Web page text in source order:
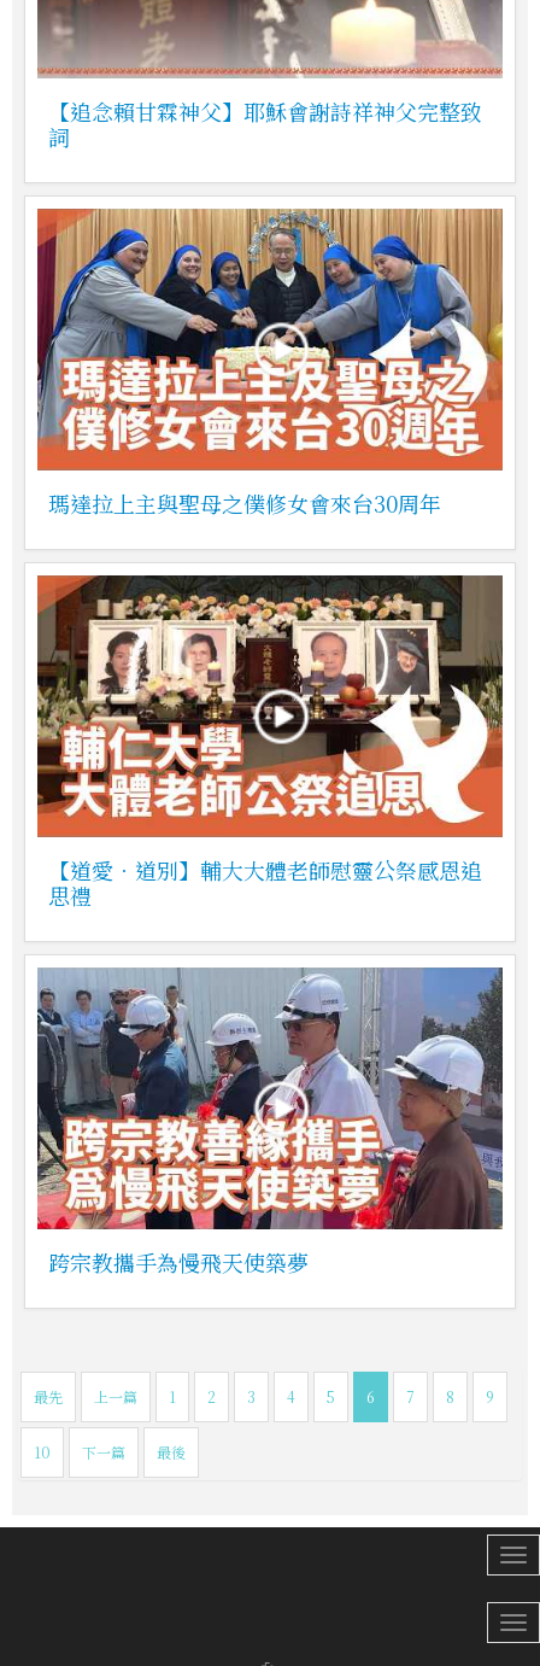
【追念賴甘霖神父】耶穌會謝詩祥神父完整致
詞
瑪達拉上主與聖母之僕修女會來台30周年
【道愛．道別】輔大大體老師慰靈公祭感恩追
思禮
跨宗教攜手為慢飛天使築夢
最先 上一篇 1 2 3 4 5 6 7 8 9
10 下一篇 最後